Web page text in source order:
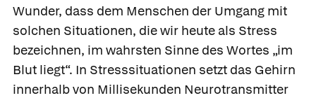
Wunder, dass dem Menschen der Umgang mit
solchen Situationen, die wir heute als Stress
bezeichnen, im wahrsten Sinne des Wortes „im
Blut liegt“. In Stresssituationen setzt das Gehirn
innerhalb von Millisekunden Neurotransmitter